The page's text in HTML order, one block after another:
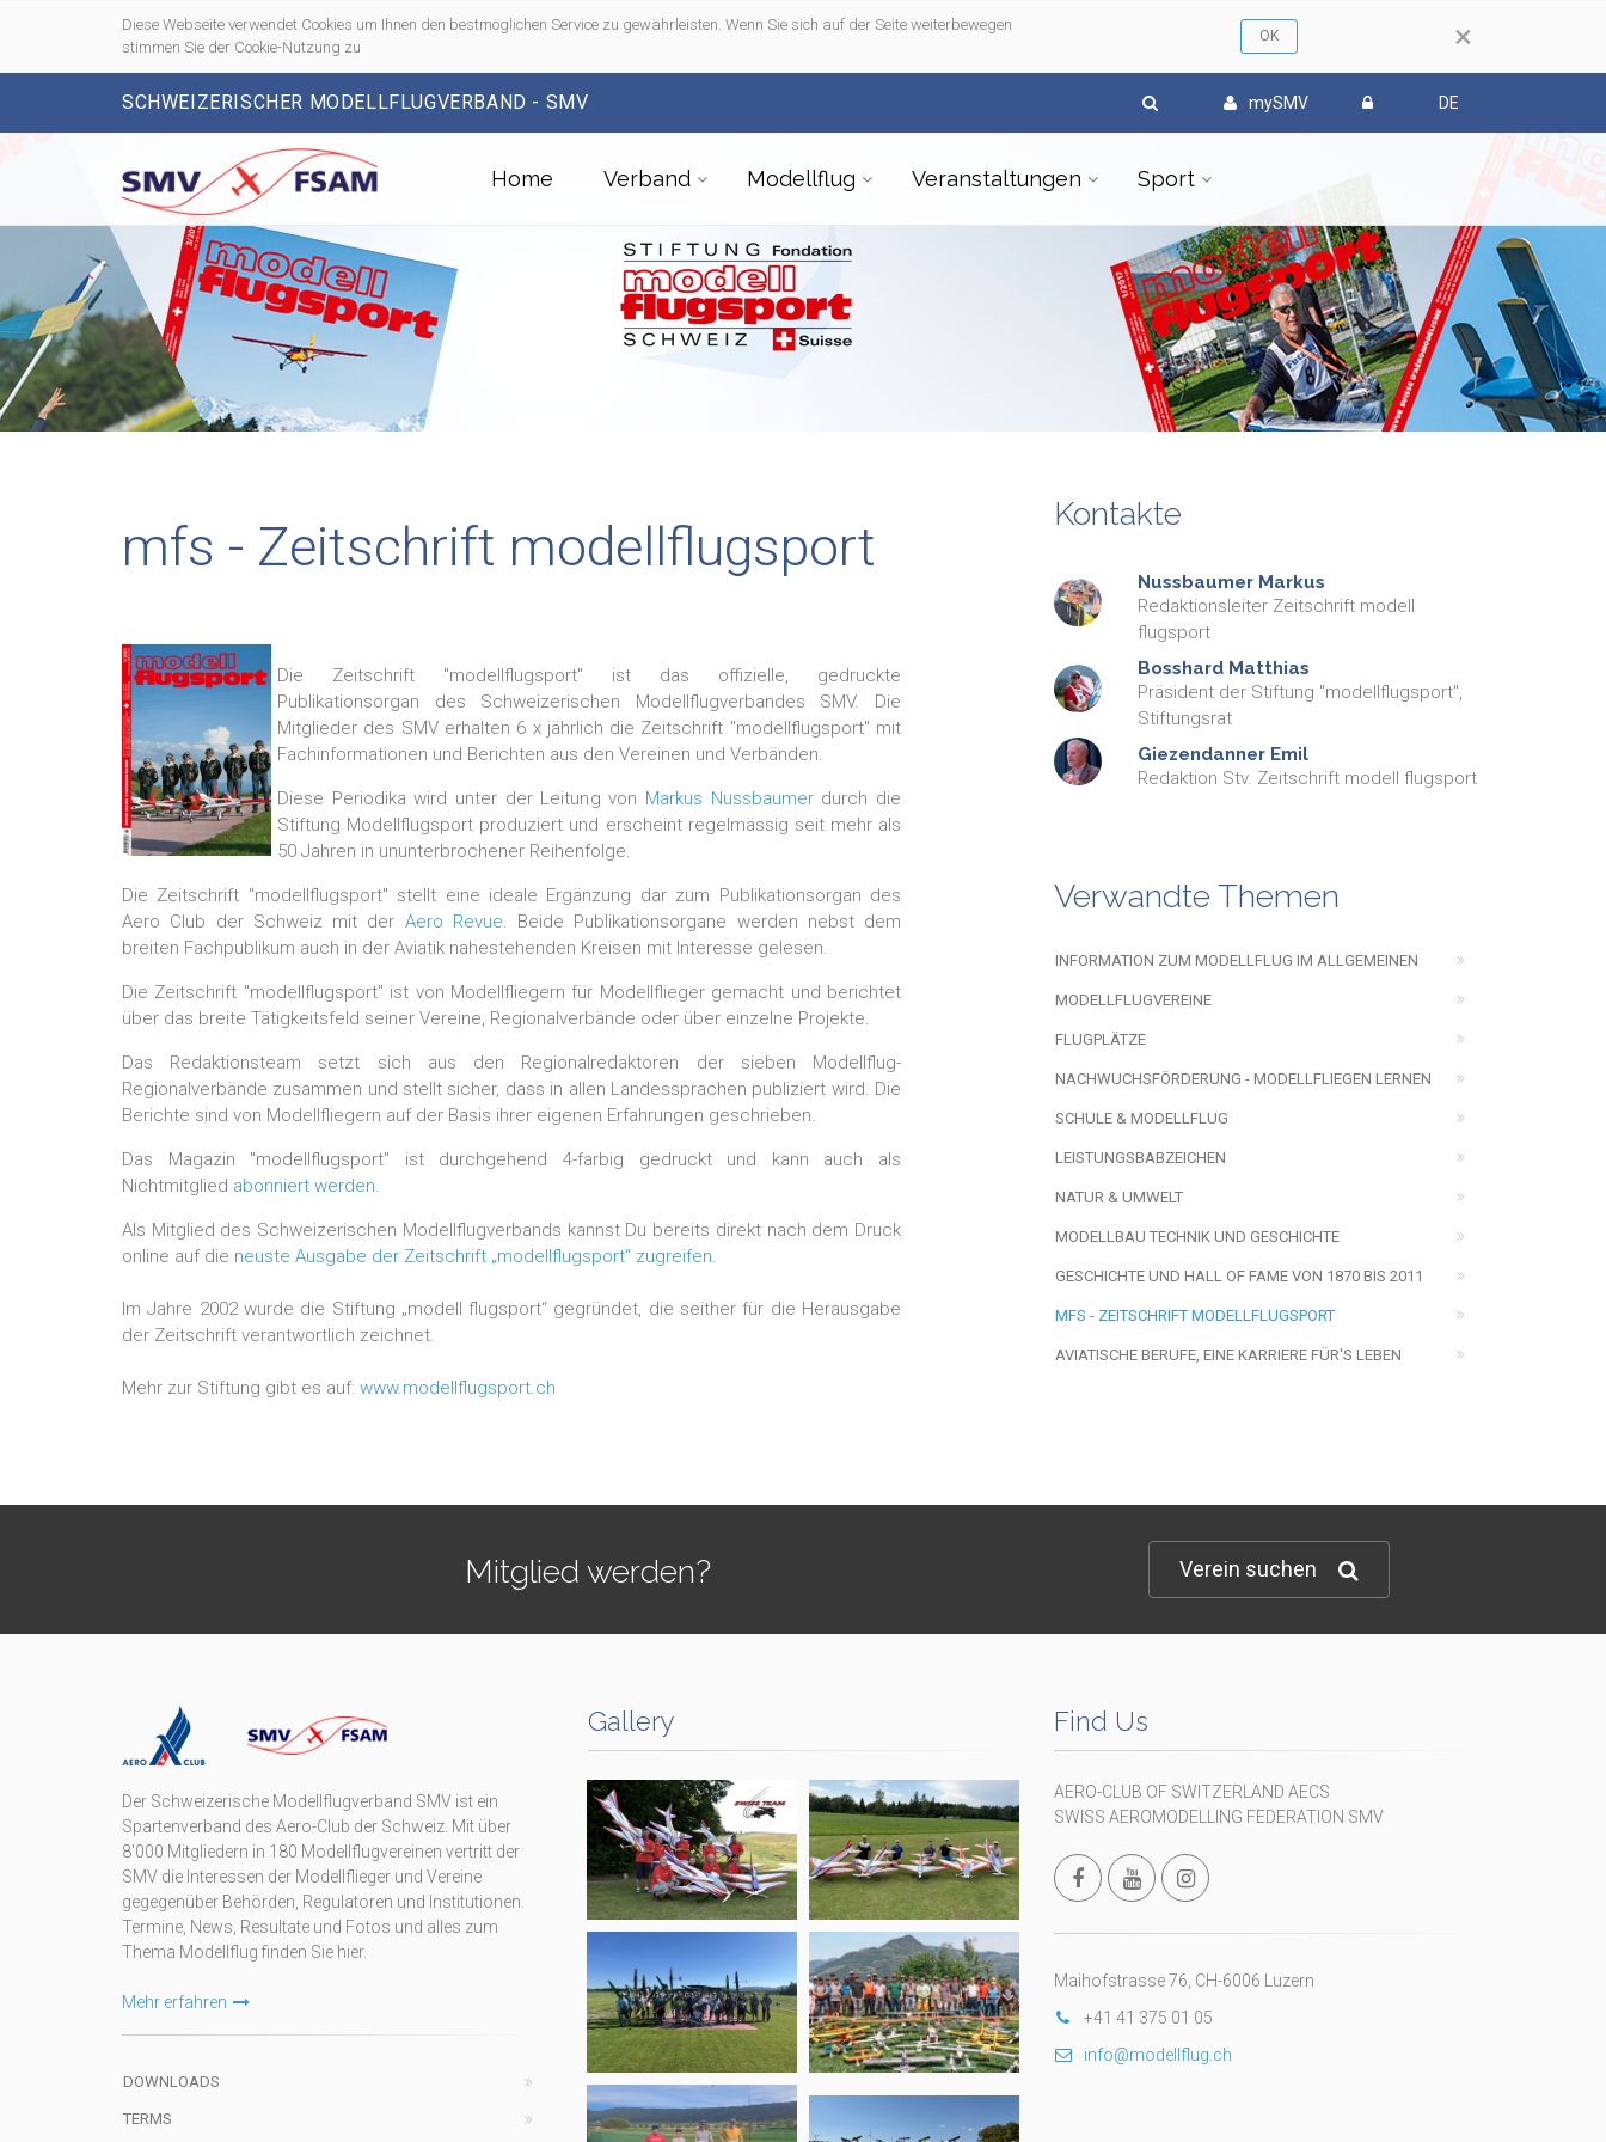
×
Diese Webseite verwendet Cookies um Ihnen den bestmöglichen Service zu gewährleisten. Wenn Sie sich auf der Seite weiterbewegen
stimmen Sie der Cookie-Nutzung zu
SCHWEIZERISCHER MODELLFLUGVERBAND - SMV mySMV DE
Home Verband Modellflug Veranstaltungen Sport
mfs - Zeitschrift modellflugsport
Die Zeitschrift "modellflugsport" ist das offizielle, gedruckte
Publikationsorgan des Schweizerischen Modellflugverbandes SMV. Die
Mitglieder des SMV erhalten 6 x jährlich die Zeitschrift "modellflugsport" mit
Fachinformationen und Berichten aus den Vereinen und Verbänden.
Diese Periodika wird unter der Leitung von Markus Nussbaumerdurch die
Stiftung Modellflugsport produziert und erscheint regelmässig seit mehr als
50 Jahren in ununterbrochener Reihenfolge.
Die Zeitschrift "modellflugsport" stellt eine ideale Ergänzung dar zum Publikationsorgan des
Aero Club der Schweiz mit der Aero Revue. Beide Publikationsorgane werden nebst dem
breiten Fachpublikum auch in der Aviatik nahestehenden Kreisen mit Interesse gelesen.
Die Zeitschrift "modellflugsport" ist von Modellfliegern für Modellflieger gemacht und berichtet
über das breite Tätigkeitsfeld seiner Vereine, Regionalverbände oder über einzelne Projekte.
Das Redaktionsteam setzt sich aus den Regionalredaktoren der sieben Modellflug-
Regionalverbände zusammen und stellt sicher, dass in allen Landessprachen publiziert wird. Die
Berichte sind von Modellfliegern auf der Basis ihrer eigenen Erfahrungen geschrieben.
Das Magazin "modellflugsport" ist durchgehend 4-farbig gedruckt und kann auch als
Nichtmitglied abonniert werden.
Als Mitglied des Schweizerischen Modellflugverbands kannst Du bereits direkt nach dem Druck
online auf die neuste Ausgabe der Zeitschrift „modellflugsport“ zugreifen.
Im Jahre 2002 wurde die Stiftung „modell flugsport“ gegründet, die seither für die Herausgabe
der Zeitschrift verantwortlich zeichnet.
Mehr zur Stiftung gibt es auf: www.modellflugsport.ch
Kontakte
Nussbaumer Markus
Redaktionsleiter Zeitschrift modell
flugsport
Bosshard Matthias
Präsident der Stiftung "modellflugsport",
Stiftungsrat
Giezendanner Emil
Redaktion Stv. Zeitschrift modell flugsport
Verwandte Themen
INFORMATION ZUM MODELLFLUG IM ALLGEMEINEN
MODELLFLUGVEREINE
FLUGPLÄTZE
NACHWUCHSFÖRDERUNG - MODELLFLIEGEN LERNEN
SCHULE & MODELLFLUG
LEISTUNGSBABZEICHEN
NATUR & UMWELT
MODELLBAU TECHNIK UND GESCHICHTE
GESCHICHTE UND HALL OF FAME VON 1870 BIS 2011
MFS - ZEITSCHRIFT MODELLFLUGSPORT
AVIATISCHE BERUFE, EINE KARRIERE FÜR'S LEBEN
Mitglied werden? Verein suchen
Der Schweizerische Modellflugverband SMV ist ein
Spartenverband des Aero-Club der Schweiz. Mit über
8'000 Mitgliedern in 180 Modellflugvereinen vertritt der
SMV die Interessen der Modellflieger und Vereine
gegegenüber Behörden, Regulatoren und Institutionen.
Termine, News, Resultate und Fotos und alles zum
Thema Modellflug finden Sie hier.
Mehr erfahren
DOWNLOADS
TERMS
Gallery Find Us
AERO-CLUB OF SWITZERLAND AECS
SWISS AEROMODELLING FEDERATION SMV
Maihofstrasse 76, CH-6006 Luzern
+41 41 375 01 05
info@modellflug.ch